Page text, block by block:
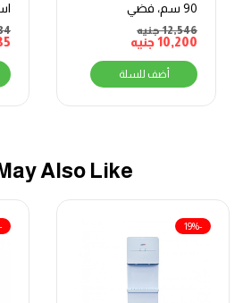
90 سم، فضي
12,546جنيه
10,200جنيه
أضف للسلة
Also Like
-19%